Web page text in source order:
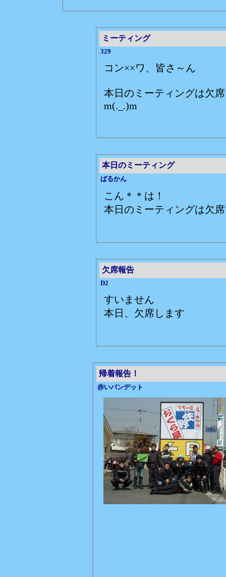
ミーティング
329
コン××ワ、皆さ～ん
本日のミーティングは欠
m(._.)m
本日のミーティング
ばるかん
こん＊＊は！
本日のミーティングは欠
欠席報告
D2
すいません
本日、欠席します
帰着報告！
赤いバンデット